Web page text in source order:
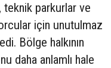
teknik parkurlar ve
için unutulmaz
Bölge halkının
daha anlamlı hale